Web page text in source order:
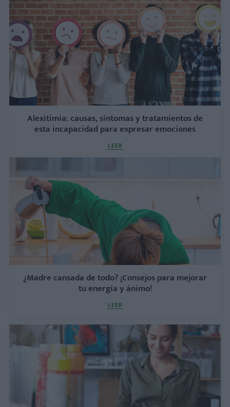
Alexitimia: causas, síntomas y tratamientos de
esta incapacidad para expresar emociones
LEER
¿Madre cansada de todo? ¡Consejos para mejorar
tu energía y ánimo!
LEER